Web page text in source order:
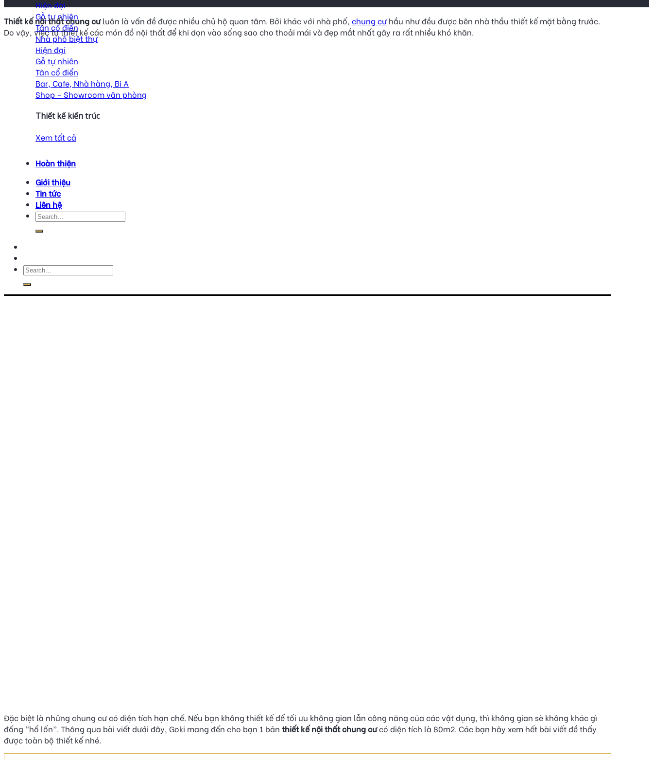
Hiện đại
Gỗ tự nhiên
Tân cổ điển
Nhà phố biệt thự
Hiện đại
Gỗ tự nhiên
Tân cổ điển
Bar, Cafe, Nhà hàng, Bi A
Shop - Showroom văn phòng
Thiết kế kiến trúc
Xem tất cả
Hoàn thiện
Giới thiệu
Tin tức
Liên hệ
Thiết kế nội thất chung cưluôn là vấn đề được nhiều chủ hộ quan tâm. Bởi khác với nhà phố, chung cưhầu như đều được bên nhà thầu thiết kế mặt bằng trước.
Do vậy, việc tự thiết kế các món đồ nội thất để khi dọn vào sống sao cho thoải mái và đẹp mắt nhất gây ra rất nhiều khó khăn.
Đặc biệt là những chung cư có diện tích hạn chế. Nếu bạn không thiết kế để tối ưu không gian lẫn công năng của các vật dụng, thì không gian sẽ không khác gì
đống “hổ lốn”. Thông qua bài viết dưới đây, Goki mang đến cho bạn 1 bản thiết kế nội thất chung cưcó diện tích là 80m2. Các bạn hãy xem hết bài viết đề thấy
được toàn bộ thiết kế nhé.